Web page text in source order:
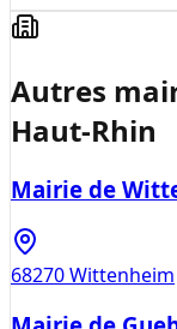
Autres
Haut-Rhin
Mairie de
68270Wittenheim